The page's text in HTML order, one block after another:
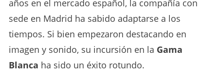
años en el mercado español, la compañía con
sede en Madrid ha sabido adaptarse a los
tiempos. Si bien empezaron destacando en
imagen y sonido, su incursión en la Gama
Blanca ha sido un éxito rotundo.